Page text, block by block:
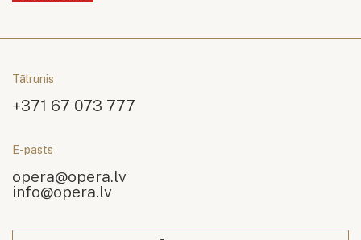
Tālrunis
+371 67 073 777
E-pasts
opera@opera.lv
info@opera.lv